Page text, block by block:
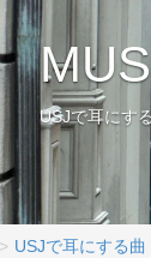
USJで耳にす
USJで耳にする